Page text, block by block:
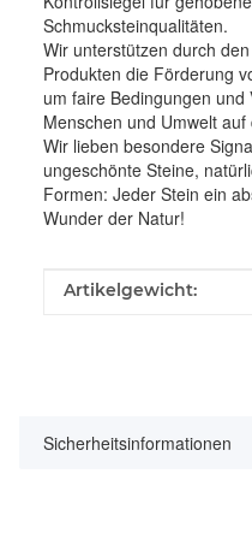
Schmucksteinqualitäten.
Wir unterstützen durch
Produkten die Förderung
um faire Bedingungen
Menschen und Umwelt
Wir lieben besondere
ungeschönte Steine,
Formen: Jeder Stein ein
Wunder der Natur!
Produkteigenschaft
Wert
Artikelgewicht:
Sicherheitsinformationen